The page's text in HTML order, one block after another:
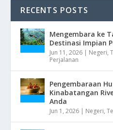
RECENTS POSTS
Mengembara ke
Destinasi Impian
Jun 11, 2026 Negeri,
Perjalanan
Pengembaraan
Kinabatangan
Anda
Jun 1, 2026 Negeri,